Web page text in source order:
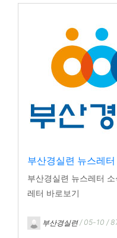
부산경실련 뉴스레
부산경실련 뉴스레터
레터 바로보기
부산경실련/ 05-10 /